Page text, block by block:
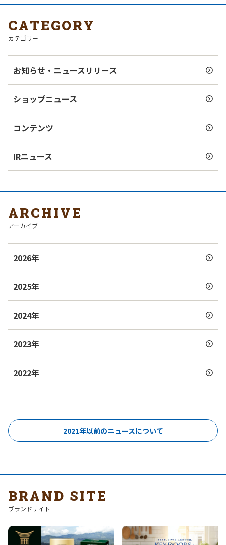
CATEGORY
カテゴリー
お知らせ・ニュースリリース
ショップニュース
コンテンツ
IRニュース
ARCHIVE
アーカイブ
2026年
2025年
2024年
2023年
2022年
2021年以前のニュースについて
BRAND SITE
ブランドサイト